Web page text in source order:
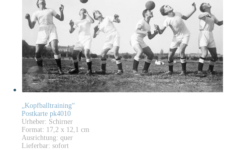
„Kopfballtraining“
Postkarte pk4010
Urheber: Schirner
Format: 17,2 x 12,1 cm
Ausrichtung: quer
Lieferbar: sofort